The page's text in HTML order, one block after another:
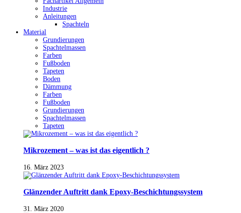
Industrie
Anleitungen
Spachteln
Material
Grundierungen
Spachtelmassen
Farben
Fußboden
Tapeten
Boden
Dämmung
Farben
Fußboden
Grundierungen
Spachtelmassen
Tapeten
Mikrozement – was ist das eigentlich ?
16. März 2023
Glänzender Auftritt dank Epoxy-Beschichtungssystem
31. März 2020